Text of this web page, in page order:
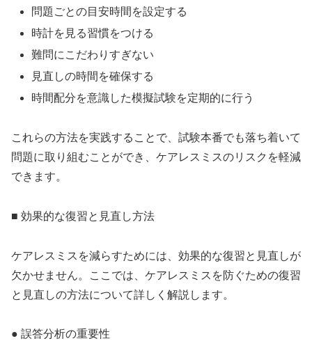
問題ごとの目安時間を設定する
時計を見る習慣をつける
難問にこだわりすぎない
見直しの時間を確保する
時間配分を意識した模擬試験を定期的に行う
これらの方法を実践することで、試験本番でも落ち着いて
問題に取り組むことができ、ケアレスミスのリスクを軽減
できます。
■ 効果的な復習と見直し方法
ケアレスミスを減らすためには、効果的な復習と見直しが
欠かせません。ここでは、ケアレスミスを防ぐための復習
と見直しの方法について詳しく解説します。
● 誤答分析の重要性